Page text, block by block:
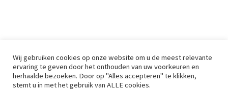
Wij gebruiken cookies op onze website om u de meest relevante
ervaring te geven door het onthouden van uw voorkeuren en
herhaalde bezoeken. Door op "Alles accepteren" te klikken,
stemt u in met het gebruik van ALLE cookies.